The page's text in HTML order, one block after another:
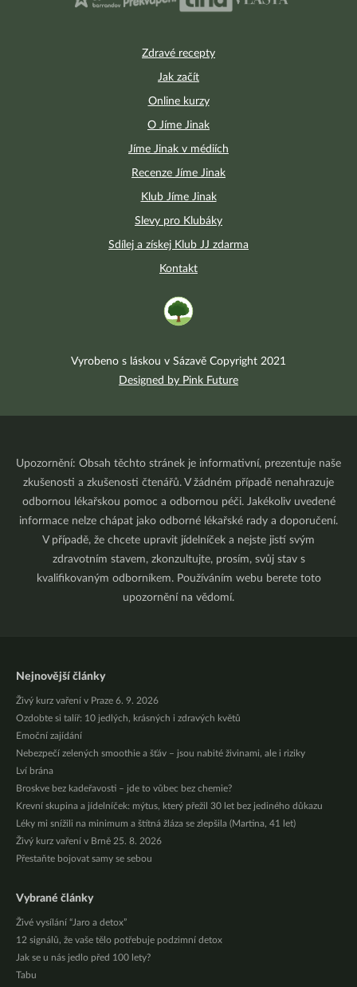
Zdravé recepty
Jak začít
Online kurzy
O Jíme Jinak
Jíme Jinak v médiích
Recenze Jíme Jinak
Klub Jíme Jinak
Slevy pro Klubáky
Sdílej a získej Klub JJ zdarma
Kontakt
Vyrobeno s láskou v Sázavě Copyright 2021
Designed by Pink Future
Upozornění: Obsah těchto stránek je informativní, prezentuje naše
zkušenosti a zkušenosti čtenářů. V žádném případě nenahrazuje
odbornou lékařskou pomoc a odbornou péči. Jakékoliv uvedené
informace nelze chápat jako odborné lékařské rady a doporučení.
V případě, že chcete upravit jídelníček a nejste jistí svým
zdravotním stavem, zkonzultujte, prosím, svůj stav s
kvalifikovaným odborníkem. Používáním webu berete toto
upozornění na vědomí.
Nejnovější články
Živý kurz vaření v Praze 6. 9. 2026
Ozdobte si talíř: 10 jedlých, krásných i zdravých květů
Emoční zajídání
Nebezpečí zelených smoothie a šťáv – jsou nabité živinami, ale i riziky
Lví brána
Broskve bez kadeřavosti – jde to vůbec bez chemie?
Krevní skupina a jídelníček: mýtus, který přežil 30 let bez jediného důkazu
Léky mi snížili na minimum a štítná žláza se zlepšila (Martina, 41 let)
Živý kurz vaření v Brně 25. 8. 2026
Přestaňte bojovat samy se sebou
Vybrané články
Živé vysílání “Jaro a detox”
12 signálů, že vaše tělo potřebuje podzimní detox
Jak se u nás jedlo před 100 lety?
Tabu